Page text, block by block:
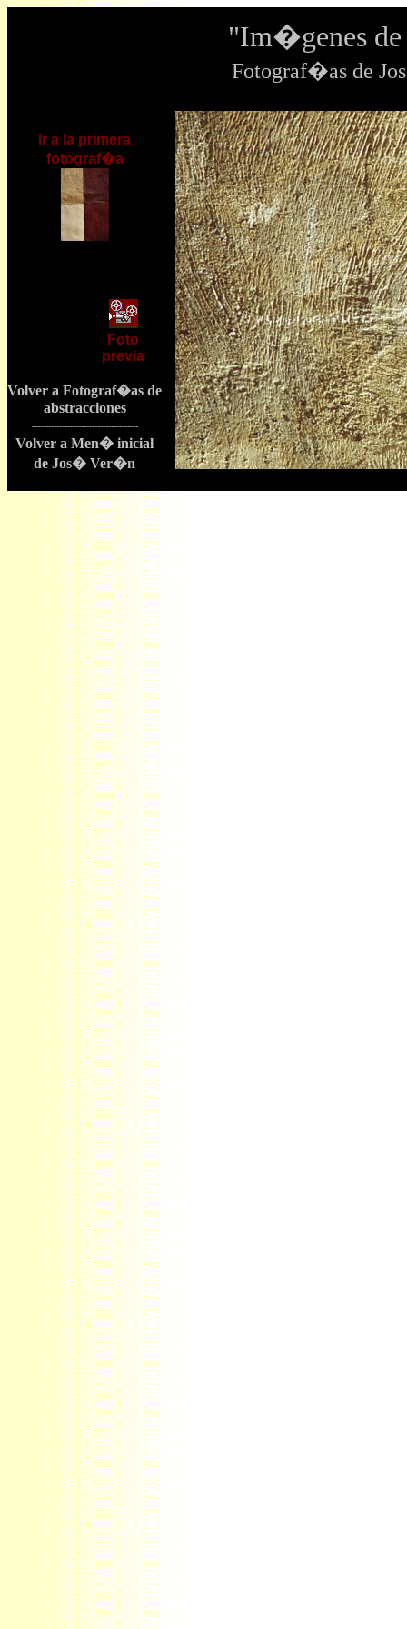
"Im�genes de
Fotograf�as de
Ir a la primera
fotograf�a
Foto
previa
Volver a Fotograf�as de
abstracciones
---------------------------------------
Volver a Men� inicial
de Jos� Ver�n